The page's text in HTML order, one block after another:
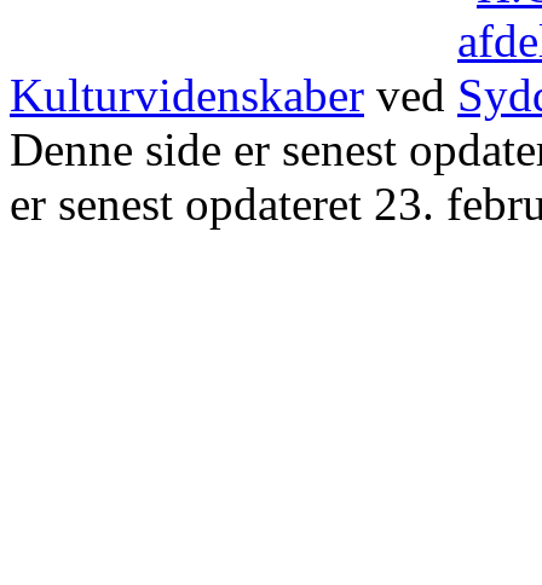
Kulturvidenskaber ved
Denne side er senest
er senest opdateret 23.